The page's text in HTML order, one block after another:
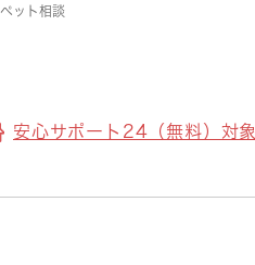
ペット相談
安心サポート24（無料）対象